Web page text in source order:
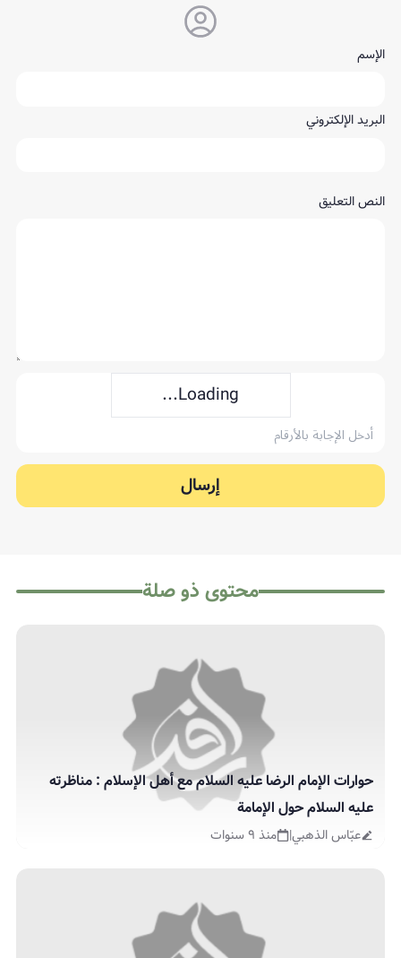
الإسم
البريد الإلكتروني
النص التعليق
Loading...
إرسال
محتوى ذو صلة
حوارات الإمام الرضا عليه السلام مع أهل الإسلام : مناظرته
عليه السلام حول الإمامة
عبّاس الذهبي| منذ ٩ سنوات